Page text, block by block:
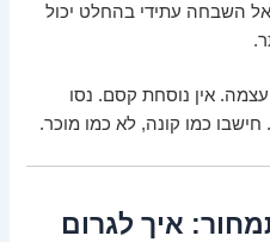
השבחה עתידי בהחלט יכול
אין נוסחת קסם. נסו
חישבו כמו קונה, לא כמו מוכר.
איך לגרום